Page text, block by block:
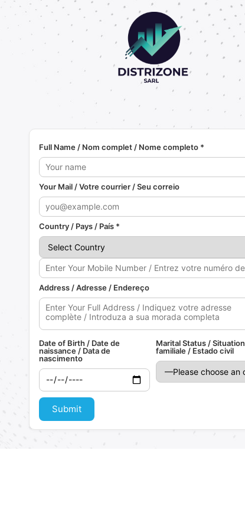
Full Name / Nom complet / Nome completo *
Your Mail / Votre courrier / Seu correio
Country / Pays / País *
Address / Adresse / Endereço
Date of Birth / Date de
naissance / Data de
nascimento
Marital Status / Situation
familiale / Estado civil